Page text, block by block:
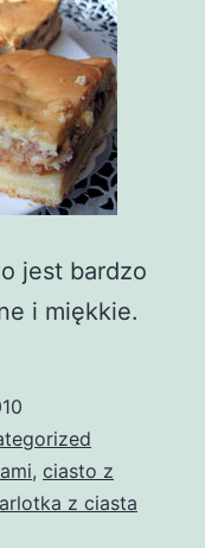
jest bardzo
i miękkie.
, ciasto z
z ciasta